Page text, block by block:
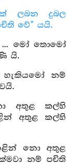
ලබන දුබල
වේ” යයි.
... මෝ තොමෝ
යි.
නම්
අතුළ කල්හි
අතුළ කල්හි
නො අතුළ
නම් පචිති